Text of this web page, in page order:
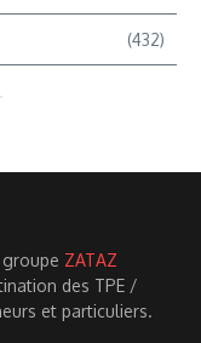
(432)
ZATAZ
des TPE /
et particuliers.